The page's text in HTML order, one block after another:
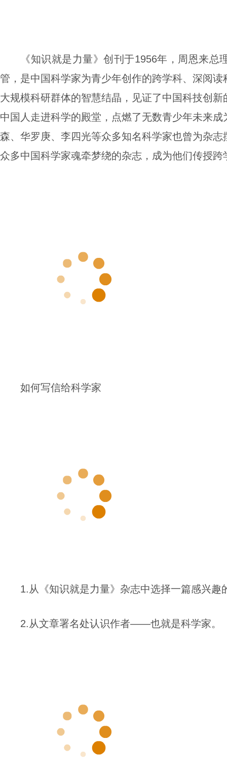
《知识就是力量》创刊于1956年，周恩来
管，是中国科学家为青少年创作的跨学科、深阅
大规模科研群体的智慧结晶，见证了中国科技创
中国人走进科学的殿堂，点燃了无数青少年未来
森、华罗庚、李四光等众多知名科学家也曾为杂
众多中国科学家魂牵梦绕的杂志，成为他们传授
如何写信给科学家
1.从《知识就是力量》杂志中选择一篇感兴趣
2.从文章署名处认识作者——也就是科学家。